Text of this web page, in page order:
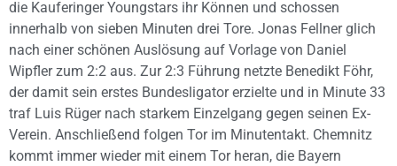
die Kauferinger Youngstars ihr Können und schossen
innerhalb von sieben Minuten drei Tore. Jonas Fellner glich
nach einer schönen Auslösung auf Vorlage von Daniel
Wipfler zum 2:2 aus. Zur 2:3 Führung netzte Benedikt Föhr,
der damit sein erstes Bundesligator erzielte und in Minute 33
traf Luis Rüger nach starkem Einzelgang gegen seinen Ex-
Verein. Anschließend folgen Tor im Minutentakt. Chemnitz
kommt immer wieder mit einem Tor heran, die Bayern